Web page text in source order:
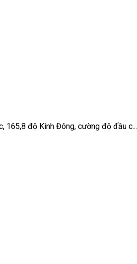
165,8 độ Kinh Đông, cường độ đầu c...